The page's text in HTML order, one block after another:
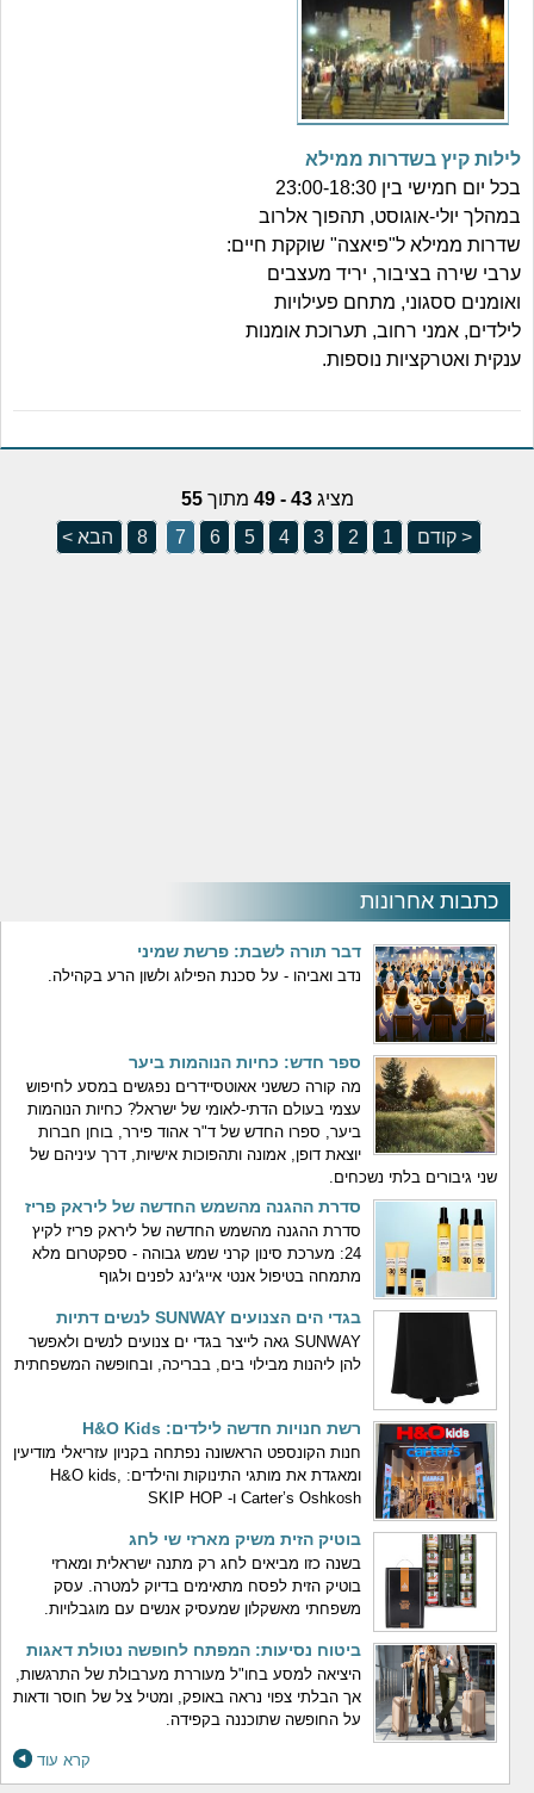
כתבות אחרונות
דבר תורה לשבת: פרשת שמיני
נדב ואביהו - על סכנת הפילוג ולשון הרע בקהילה.
ספר חדש: כחיות הנוהמות ביער
מה קורה כששני אאוטסיידרים נפגשים במסע לחיפוש
עצמי בעולם הדתי-לאומי של ישראל? כחיות הנוהמות
ביער, ספרו החדש של ד"ר אהוד פירר, בוחן חברות
יוצאת דופן, אמונה ותהפוכות אישיות, דרך עיניהם של
שני גיבורים בלתי נשכחים.
סדרת ההגנה מהשמש החדשה של ליראק פריז
סדרת ההגנה מהשמש החדשה של ליראק פריז לקיץ
24: מערכת סינון קרני שמש גבוהה - ספקטרום מלא
מתמחה בטיפול אנטי אייג'ינג לפנים ולגוף
בגדי הים הצנועים SUNWAY לנשים דתיות
SUNWAY גאה לייצר בגדי ים צנועים לנשים ולאפשר
להן ליהנות מבילוי בים, בבריכה, ובחופשה המשפחתית
רשת חנויות חדשה לילדים: H&O Kids
חנות הקונספט הראשונה נפתחה בקניון עזריאלי מודיעין
ומאגדת את מותגי התינוקות והילדים: H&O kids,
Carter’s Oshkosh ו- SKIP HOP
בוטיק הזית משיק מארזי שי לחג
בשנה כזו מביאים לחג רק מתנה ישראלית ומארזי
בוטיק הזית לפסח מתאימים בדיוק למטרה. עסק
משפחתי מאשקלון שמעסיק אנשים עם מוגבלויות.
ביטוח נסיעות: המפתח לחופשה נטולת דאגות
היציאה למסע בחו"ל מעוררת מערבולת של התרגשות,
אך הבלתי צפוי נראה באופק, ומטיל צל של חוסר ודאות
על החופשה שתוכננה בקפידה.
קרא עוד
לילות קיץ בשדרות ממילא
בכל יום חמישי בין 23:00-18:30
במהלך יולי-אוגוסט, תהפוך אלרוב
שדרות ממילא ל"פיאצה" שוקקת חיים:
ערבי שירה בציבור, יריד מעצבים
ואומנים ססגוני, מתחם פעילויות
לילדים, אמני רחוב, תערוכת אומנות
ענקית ואטרקציות נוספות.
מציג43 - 49 מתוך55
< קודם
1
2
3
4
5
6
7
8 הבא >